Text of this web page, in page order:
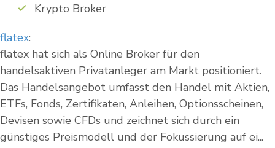
Krypto Broker
flatex:
flatex hat sich als Online Broker für den
handelsaktiven Privatanleger am Markt positioniert.
Das Handelsangebot umfasst den Handel mit Aktien,
ETFs, Fonds, Zertifikaten, Anleihen, Optionsscheinen,
Devisen sowie CFDs und zeichnet sich durch ein
günstiges Preismodell und der Fokussierung auf ei...